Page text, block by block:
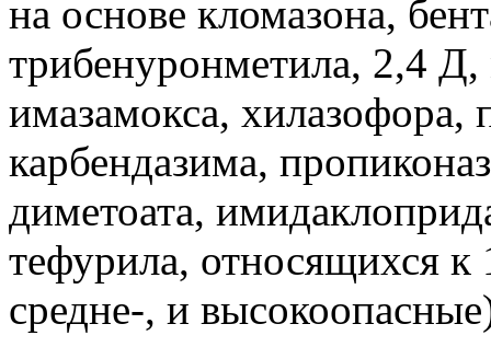
на основе кломазона,
трибенуронметила, 2,4
имазамокса,
карбендазима,
диметоата,
тефурила, относящихся к
средне-, и